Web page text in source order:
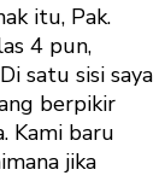
itu, Pak.
4 pun,
satu sisi saya
berpikir
Kami baru
jika